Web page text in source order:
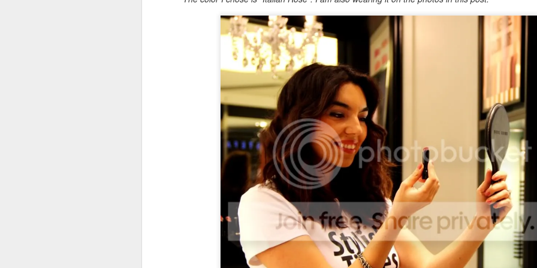
you save time of unpacking and repacking during your holidays or
work trips. I tend to travel with a cabin size luggage for most of my
summer trips and now I become stressed even when I accidentally put
an extra piece in my luggage and bring it back home unworn lol. Here
are my tips for traveling light, packing light and feeling light...
NOV
11
Sonbahar Makyajı
Sonbahar bizlere kendini, düşen hava sıcaklığı ve turuncu
kahverengi bir doğa ile iyice belli etti. Bende hala Eylül başındaki
Göcek tatilimden kalan tatlı bir bronzluk mevcut. Bundan dolayı, kış
makyajımda sevdiğim beyaz ten kırmızı/bordo dudaklara geçmeden
önce, bronz ve doğal tonlarda makyajlarla bu mevsimin tadını
çıkarıyorum. Siz de buna benzer bir makyaj yapmak isterseniz,
kullandığım ürünlere mutlaka göz atın :)
SEP
30
Bougatsa - Selanik Böreği